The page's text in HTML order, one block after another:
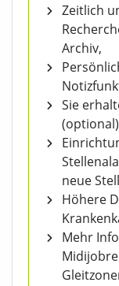
Zeitlich
Archiv,
Sie
(optional)
neue
Höhere
Mehr